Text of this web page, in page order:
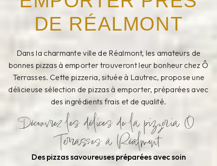
DE RÉALMONT
Dans la charmante ville de Réalmont, les amateurs de
bonnes pizzas à emporter trouveront leur bonheur chez Ô
Terrasses. Cette pizzeria, située à Lautrec, propose une
délicieuse sélection de pizzas à emporter, préparées avec
des ingrédients frais et de qualité.
Découvrez les délices de la pizzeria Ô
Terrasses à Réalmont
Des pizzas savoureuses préparées avec soin